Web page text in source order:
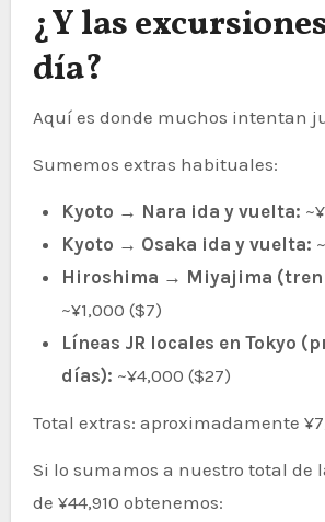
¿Y las
día?
Aquí es donde muchos intentan
Sumemos extras habituales:
Kyoto → Nara ida y vuelta:
Kyoto → Osaka ida y vuelta:
Hiroshima → Miyajima (tren
~¥1,000 ($7)
Líneas JR locales en Tokyo
días): ~¥4,000 ($27)
Total extras: aproximadamente
Si lo sumamos a nuestro total de
de ¥44,910 obtenemos: